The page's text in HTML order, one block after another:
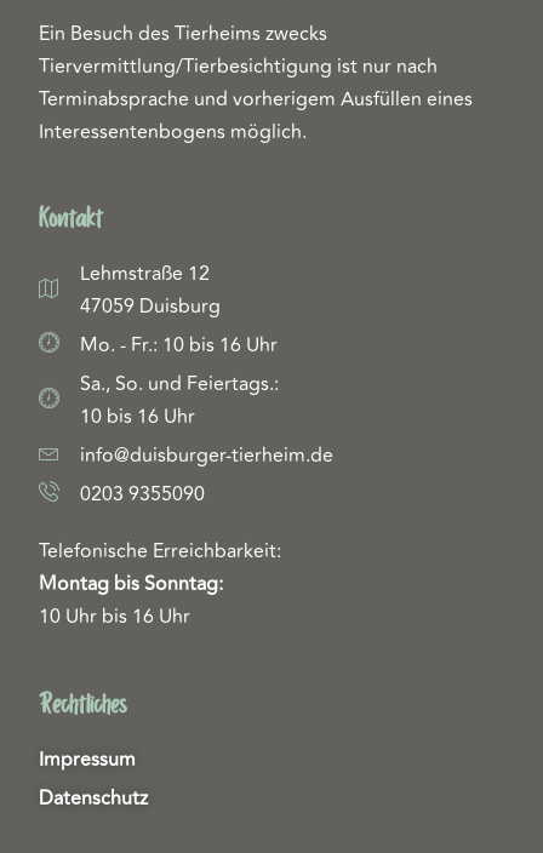
Ein Besuch des Tierheims zwecks
Tiervermittlung/Tierbesichtigung ist nur nach
Terminabsprache und vorherigem Ausfüllen eines
Interessentenbogens möglich.
Kontakt
Lehmstraße 12
47059 Duisburg
Mo. - Fr.: 10 bis 16 Uhr
Sa., So. und Feiertags.:
10 bis 16 Uhr
info@duisburger-tierheim.de
0203 9355090
Telefonische Erreichbarkeit:
Montag bis Sonntag:
10 Uhr bis 16 Uhr
Rechtliches
Impressum
Datenschutz